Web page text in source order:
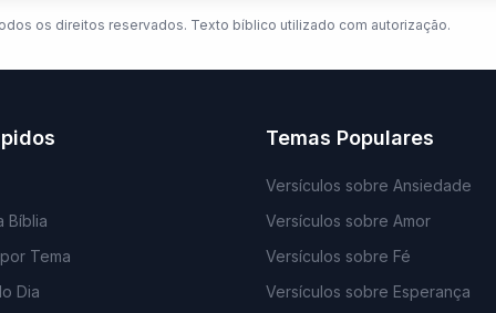
os direitos reservados. Texto bíblico utilizado com autorização.
Bíblia
Tema
Dia
Temas Populares
Versículos sobre Ansiedade
Versículos sobre Amor
Versículos sobre Fé
Versículos sobre Esperança